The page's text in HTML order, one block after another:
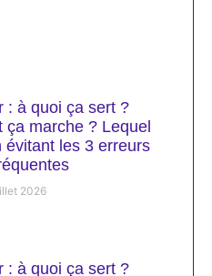
: à quoi ça sert ?
ça marche ? Lequel
évitant les 3 erreurs
2026
: à quoi ça sert ?